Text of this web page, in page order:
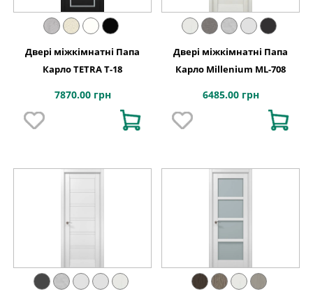
Двері міжкімнатні Папа
Карло TETRA T-18
7870.00 грн
Двері міжкімнатні Папа
Карло Millenium ML-708
6485.00 грн